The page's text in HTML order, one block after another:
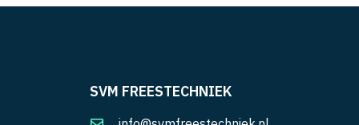
SVM FREESTECHNIEK